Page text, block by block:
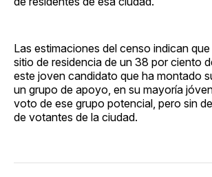
Las estimaciones del censo indican
sitio de residencia de un 38 por ciento
este joven candidato que ha montado
un grupo de apoyo, en su mayoría
voto de ese grupo potencial, pero sin
de votantes de la ciudad.